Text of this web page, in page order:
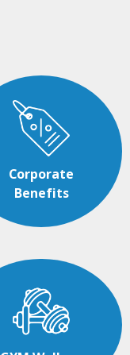
Corporate
Benefits